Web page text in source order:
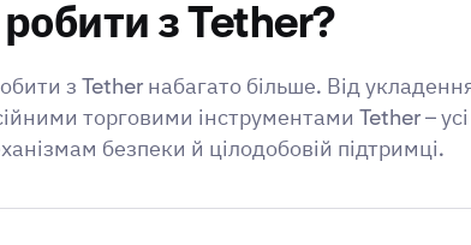
з Tether?
з Tether набагато більше. Від
торговими інструментами Tether – усі
безпеки й цілодобовій підтримці.